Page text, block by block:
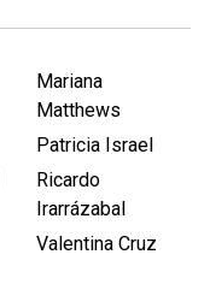
Mariana
Matthews
Patricia Israel
Ricardo
Irarrázabal
Valentina Cruz